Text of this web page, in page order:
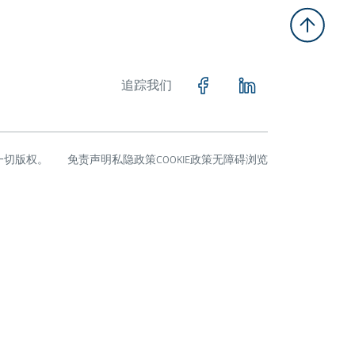
追踪我们
版权。 免责声明私隐政策COOKIE政策无障碍浏览